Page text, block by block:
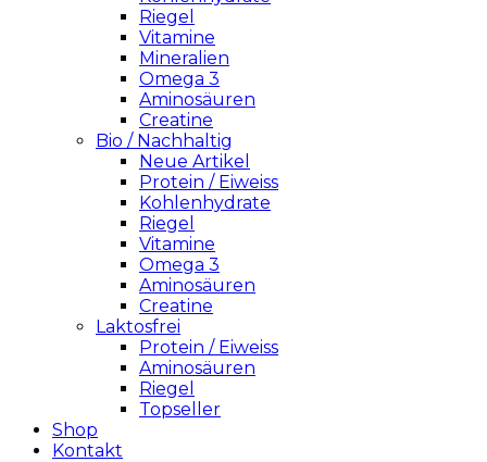
Riegel
Vitamine
Mineralien
Omega 3
Aminosäuren
Creatine
Bio / Nachhaltig
Neue Artikel
Protein / Eiweiss
Kohlenhydrate
Riegel
Vitamine
Omega 3
Aminosäuren
Creatine
Laktosfrei
Protein / Eiweiss
Aminosäuren
Riegel
Topseller
Shop
Kontakt